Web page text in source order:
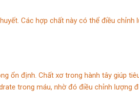
Các hợp chất này có thể điều chỉnh
ổn định. Chất xơ trong hành tây giúp
trong máu, nhờ đó điều chỉnh lượng